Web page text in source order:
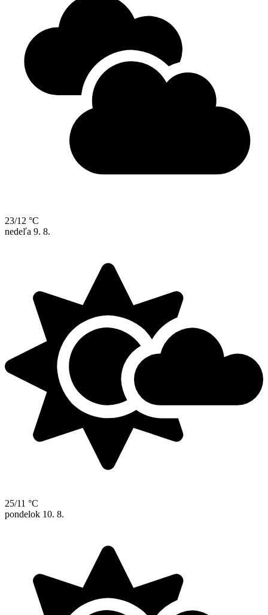
23/12 °C
nedeľa 9. 8.
25/11 °C
pondelok 10. 8.